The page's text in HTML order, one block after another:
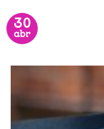
30
abr